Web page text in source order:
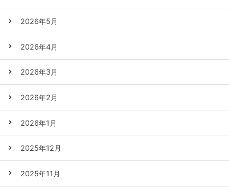
2026年5月
2026年4月
2026年3月
2026年2月
2026年1月
2025年12月
2025年11月